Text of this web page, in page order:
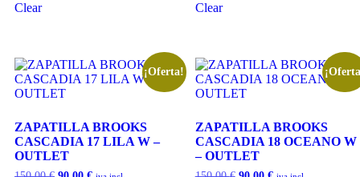
Clear Clear
¡Oferta!
ZAPATILLA BROOKS
CASCADIA 17 LILA W –
OUTLET
ZAPATILLA BROOKS
CASCADIA 18 OCEANO W
– OUTLET